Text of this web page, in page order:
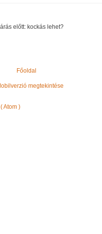
előtt: kockás lehet?
Főoldal
megtekintése
Atom )